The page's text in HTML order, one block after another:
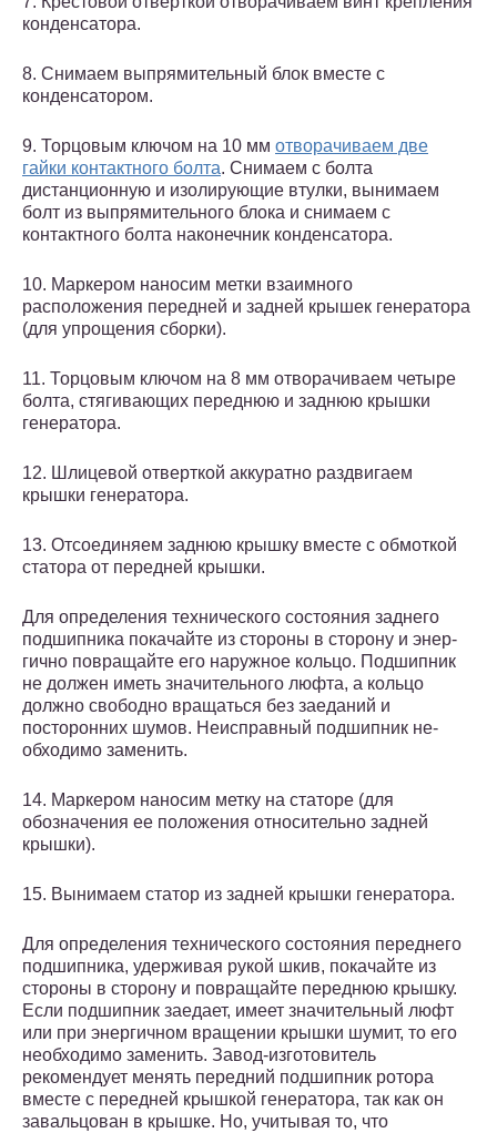
конденса­тора.
8. Снимаем выпрямительный блок вместе с
конденсатором.
9. Торцовым ключом на 10 мм отворачиваем две
гайки контактного болта. Снимаем с болта
дистанционную и изолирующие втулки, вынимаем
болт из выпрямительного блока и снимаем с
контактного болта наконечник конденсатора.
10. Маркером наносим метки взаимного
расположения передней и задней крышек генератора
(для упрощения сборки).
11. Торцовым ключом на 8 мм от­ворачиваем четыре
болта, стягиваю­щих переднюю и заднюю крышки
генератора.
12. Шлицевой отверткой аккурат­но раздвигаем
крышки генератора.
13. Отсоединяем заднюю крышку вместе с обмоткой
статора от перед­ней крышки.
Для определения технического со­стояния заднего
подшипника пока­чайте из стороны в сторону и энер­
гично повращайте его наружное кольцо. Подшипник
не должен иметь значительного люфта, а кольцо
должно свободно вращать­ся без заеданий и
посторонних шу­мов. Неисправный подшипник не­
обходимо заменить.
14. Маркером наносим метку на статоре (для
обозначения ее положе­ния относительно задней
крышки).
15. Вынимаем статор из задней крышки генератора.
Для определения технического со­стояния переднего
подшипника, удерживая рукой шкив, покачайте из
стороны в сторону и повращай­те переднюю крышку.
Если под­шипник заедает, имеет значитель­ный люфт
или при энергичном вращении крышки шумит, то его
необходимо заменить. Завод-изготовитель
рекомендует ме­нять передний подшипник ротора
вместе с передней крышкой генера­тора, так как он
завальцован в крыш­ке. Но, учитывая то, что